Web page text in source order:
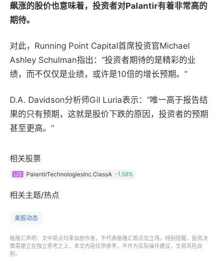
飙涨的股价也意味着，投资者对Palantir有着非常高的
期待。
对此， Running Point Capital首席投资官Michael
Ashley Schulman指出： “投资者期待的是精彩的业
绩，而不仅仅是业绩，或许是10倍的增长预期。”
D.A. Davidson分析师Gil Luria表示：“唯一高于报告结
果的只有预期，这就是股价下跌的原因，投资者的预期
甚至更高。”
相关股票
US PalantirTechnologiesInc.ClassA -1.58%
相关主题/热点
美股动态
格隆汇声明：文中观点均来自原作者，不代表格隆汇观点及立场。特别提醒，投资决
策需建立在独立思考之上，本文内容仅供参考，不作为实际操作建议，交易风险自
担。